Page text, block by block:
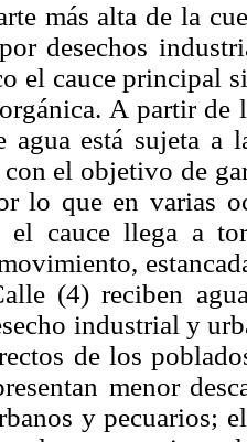
más alta de la
desechos
el cauce principal
A partir de
agua está sujeta a
el objetivo de
lo que en varias
el cauce llega a
(4) reciben
industrial y
de los
menor
y pecuarios;